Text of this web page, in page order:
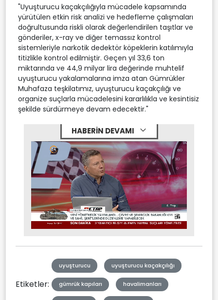
"Uyuşturucu kaçakçılığıyla mücadele kapsamında
yürütülen etkin risk analizi ve hedefleme çalışmaları
doğrultusunda riskli olarak değerlendirilen taşıtlar ve
gönderiler, x-ray ve diğer temassız kontrol
sistemleriyle narkotik dedektör köpeklerin katılımıyla
titizlikle kontrol edilmiştir. Geçen yıl 33,6 ton
miktarında ve 44,9 milyar lira değerinde muhtelif
uyuşturucu yakalamalarına imza atan Gümrükler
Muhafaza teşkilatımız, uyuşturucu kaçakçılığı ve
organize suçlarla mücadelesini kararlılıkla ve kesintisiz
şekilde sürdürmeye devam edecektir."
HABERİN DEVAMI
Mute Stream
Etiketler:
uyuşturucu uyuşturucu kaçakçılığı
gümrük kapıları havalimanları